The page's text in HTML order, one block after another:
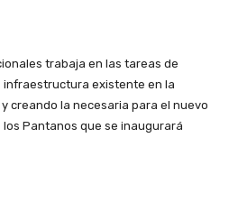
trabaja en las tareas de
existente en la
creando la necesaria para el nuevo
Pantanos que se inaugurará